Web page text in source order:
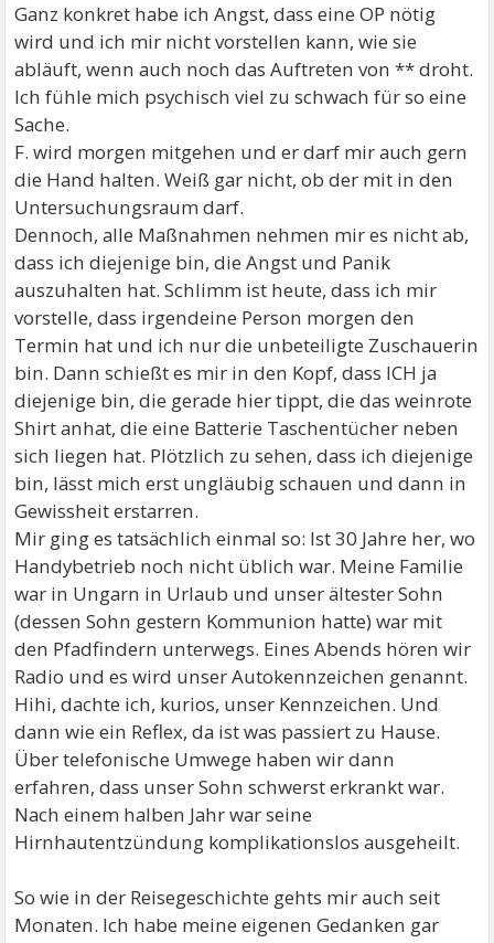
Ganz konkret habe ich Angst, dass eine OP nötig
wird und ich mir nicht vorstellen kann, wie sie
abläuft, wenn auch noch das Auftreten von ** droht.
Ich fühle mich psychisch viel zu schwach für so eine
Sache.
F. wird morgen mitgehen und er darf mir auch gern
die Hand halten. Weiß gar nicht, ob der mit in den
Untersuchungsraum darf.
Dennoch, alle Maßnahmen nehmen mir es nicht ab,
dass ich diejenige bin, die Angst und Panik
auszuhalten hat. Schlimm ist heute, dass ich mir
vorstelle, dass irgendeine Person morgen den
Termin hat und ich nur die unbeteiligte Zuschauerin
bin. Dann schießt es mir in den Kopf, dass ICH ja
diejenige bin, die gerade hier tippt, die das weinrote
Shirt anhat, die eine Batterie Taschentücher neben
sich liegen hat. Plötzlich zu sehen, dass ich diejenige
bin, lässt mich erst ungläubig schauen und dann in
Gewissheit erstarren.
Mir ging es tatsächlich einmal so: Ist 30 Jahre her, wo
Handybetrieb noch nicht üblich war. Meine Familie
war in Ungarn in Urlaub und unser ältester Sohn
(dessen Sohn gestern Kommunion hatte) war mit
den Pfadfindern unterwegs. Eines Abends hören wir
Radio und es wird unser Autokennzeichen genannt.
Hihi, dachte ich, kurios, unser Kennzeichen. Und
dann wie ein Reflex, da ist was passiert zu Hause.
Über telefonische Umwege haben wir dann
erfahren, dass unser Sohn schwerst erkrankt war.
Nach einem halben Jahr war seine
Hirnhautentzündung komplikationslos ausgeheilt.
So wie in der Reisegeschichte gehts mir auch seit
Monaten. Ich habe meine eigenen Gedanken gar